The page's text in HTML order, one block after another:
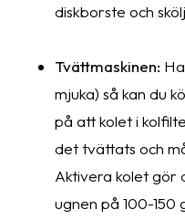
diskborste och
Tvättmaskinen:
mjuka) så kan du
på att kolet i
det tvättats och
Aktivera kolet gör
ugnen på 100-